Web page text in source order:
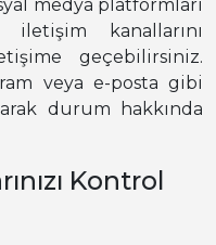
medya platformları
kanallarını
geçebilirsiniz.
veya e-posta gibi
durum hakkında
Kontrol